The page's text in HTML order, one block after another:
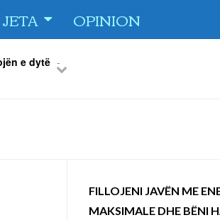
JETA OPINION
e dytë
PreviousNext
FILLOJENI JAVËN ME
MAKSIMALE DHE BËNI